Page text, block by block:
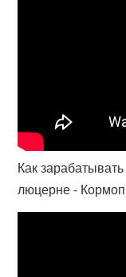
Как
люцерне -